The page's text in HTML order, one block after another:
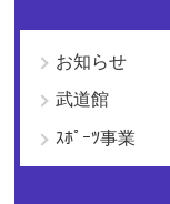
お知らせ
武道館
ｽﾎﾟｰﾂ事業